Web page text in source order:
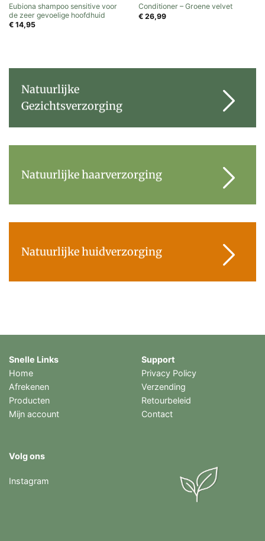
Eubiona shampoo sensitive voor
de zeer gevoelige hoofdhuid
€14,95
Conditioner – Groene velvet
€26,99
Natuurlijke
Gezichtsverzorging
Natuurlijke haarverzorging
Natuurlijke huidverzorging
Snelle Links
Home
Afrekenen
Producten
Mijn account
Support
Privacy Policy
Verzending
Retourbeleid
Contact
Volg ons
Instagram